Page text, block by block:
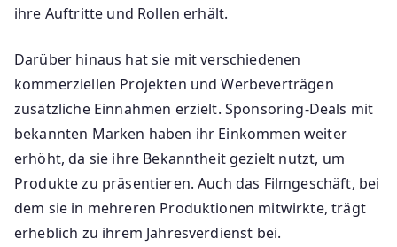
ihre Auftritte und Rollen erhält.
Darüber hinaus hat sie mit verschiedenen
kommerziellen Projekten und Werbeverträgen
zusätzliche Einnahmen erzielt. Sponsoring-Deals mit
bekannten Marken haben ihr Einkommen weiter
erhöht, da sie ihre Bekanntheit gezielt nutzt, um
Produkte zu präsentieren. Auch das Filmgeschäft, bei
dem sie in mehreren Produktionen mitwirkte, trägt
erheblich zu ihrem Jahresverdienst bei.